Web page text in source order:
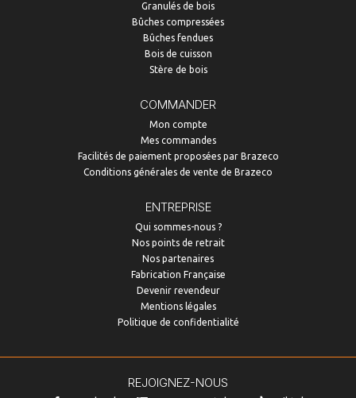
Granulés de bois
Bûches compressées
Bûches fendues
Bois de cuisson
Stère de bois
COMMANDER
Mon compte
Mes commandes
Facilités de paiement proposées par Brazeco
Conditions générales de vente de Brazeco
ENTREPRISE
Qui sommes-nous ?
Nos points de retrait
Nos partenaires
Fabrication Française
Devenir revendeur
Mentions légales
Politique de confidentialité
REJOIGNEZ-NOUS